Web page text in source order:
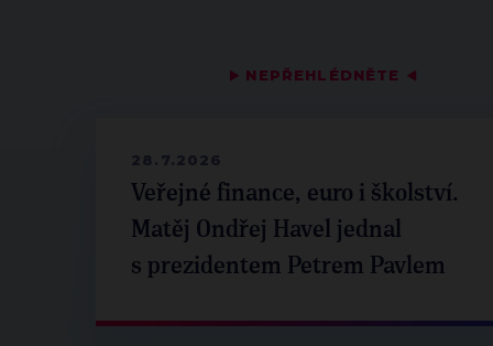
▶ NEPŘEHLÉDNĚTE ◀
28.7.2026
Veřejné finance, euro i školství.
Matěj Ondřej Havel jednal
s prezidentem Petrem Pavlem